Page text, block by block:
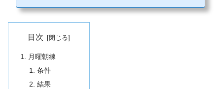
目次
月曜朝練
条件
結果